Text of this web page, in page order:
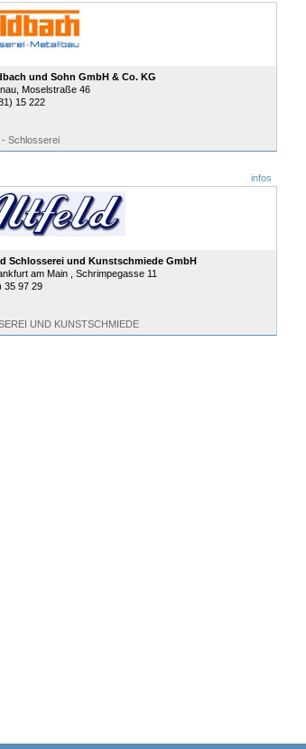
und Sohn GmbH & Co. KG
, Moselstraße 46
15 222
- Schlosserei
infos
Schlosserei und Kunstschmiede GmbH
am Main
, Schrimpegasse 11
35 97 29
UND KUNSTSCHMIEDE